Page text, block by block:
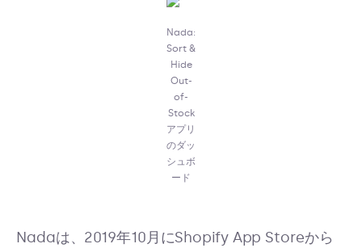
Nada:
Sort &
Hide
Out-
of-
Stock
アプリ
のダッ
シュボ
ード
Nadaは、2019年10月にShopify App Storeから